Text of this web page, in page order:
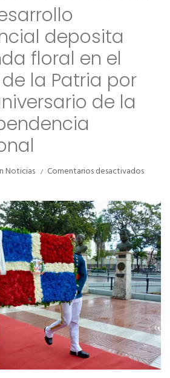
deposita
floral en el
la Patria por
de la
Noticias Comentarios desactivadosen
de
floral
en
el
Altar
de
la
Patria
por
180